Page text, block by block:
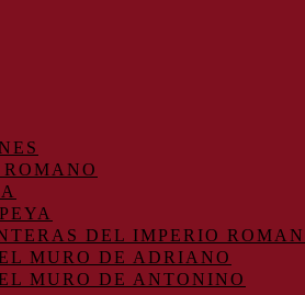
DEL IMPERIO
MURO DE ADRIANO
MURO DE ANTONINO